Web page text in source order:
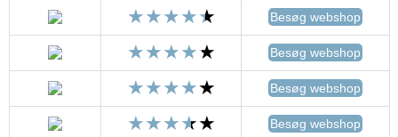
Besøg webshop
Besøg webshop
Besøg webshop
Besøg webshop